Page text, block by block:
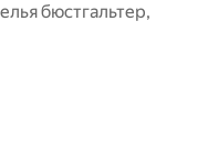
бюстгальтер,